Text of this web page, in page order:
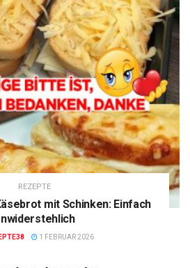
REZEPTE
mit Schinken: Einfach
1 FEBRUAR 2026